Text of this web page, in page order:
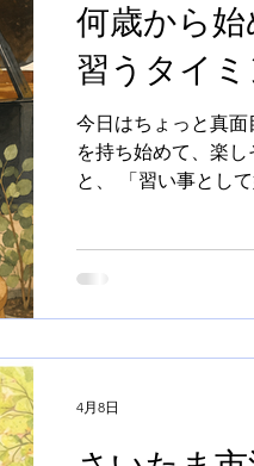
「水泳は行くだけで
ないといけないか
か？ 楽器の上達に
だ弾くこと」では
本質は、この“ルー
ります。 ・目標を
何歳から
習うタイ
今日はちょっと真
を持ち始めて、楽
と、 「習い事とし
な気もする。 「ど
められますか？ 2歳
4月8日